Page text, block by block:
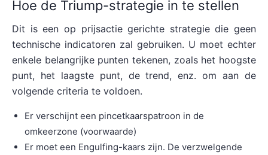
Hoe de Triump-strategie in te stellen
Dit is een op prijsactie gerichte strategie die geen
technische indicatoren zal gebruiken. U moet echter
enkele belangrijke punten tekenen, zoals het hoogste
punt, het laagste punt, de trend, enz. om aan de
volgende criteria te voldoen.
Er verschijnt een pincetkaarspatroon in de
omkeerzone (voorwaarde)
Er moet een Engulfing-kaars zijn. De verzwelgende